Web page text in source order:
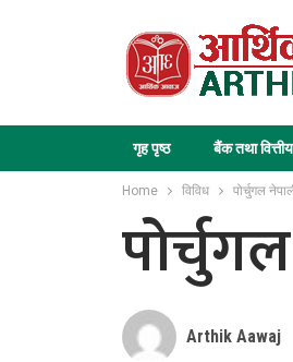
गृह पृष्ठ बैंक तथा वित्तीय
Home विविध पोर्चुगल
Arthik Aawaj